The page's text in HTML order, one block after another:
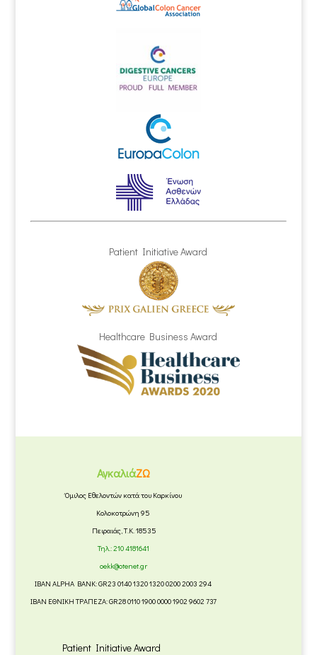
Patient Initiative Award
Healthcare Business Award
ΑγκαλιάΖΩ
Όμιλος Εθελοντών κατά του Καρκίνου
Κολοκοτρώνη 95
Πειραιάς, Τ.Κ. 18535
Τηλ.:210 4181641
oekk@otenet.gr
IBAN ALPHA BANK: GR23 0140 1320 1320 0200 2003 294
IBAN ΕΘΝΙΚΗ ΤΡΑΠΕΖΑ: GR28 0110 1900 0000 1902 9602 737
Patient Initiative Award